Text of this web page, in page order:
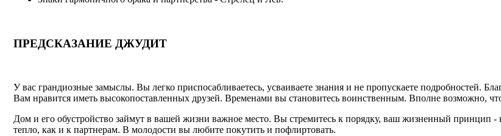
ПРЕДСКАЗАНИЕ ДЖУДИТ
У вас грандиозные замыслы. Вы легко приспосабливаетесь, усваиваете знания и не пропускаете подробностей.
Вам нравится иметь высокопоставленных друзей. Временами вы становитесь воинственным. Вполне возможно, что
Дом и его обустройство займут в вашей жизни важное место. Вы стремитесь к порядку, ваш жизненный принцип -
тепло, как и к партнерам. В молодости вы любите покутить и пофлиртовать.